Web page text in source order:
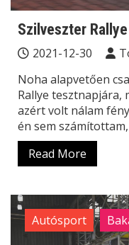
Szilveszter
2021-12-30
Noha alapvetően
Rallye tesztnapjára,
azért volt nálam
én sem
Read More
Autósport